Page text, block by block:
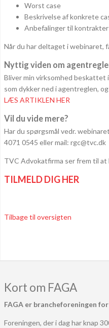
Worst case
Beskrivelse af konkrete
Anbefalinger til kontrakter
Når du har deltaget i webinaret,
Nyttig viden om
Bliver min virksomhed beskattet
som dykker ned i agentreglen,
LÆS ARTIKLEN HER
Vil du vide mere?
Har du spørgsmål vedr.
4071 0545 eller mail: rgc@tvc.dk
TVC Advokatfirma ser frem til at
TILMELD DIG HER
Tilbage til oversigten
Kort om FAGA
FAGA er brancheforeningen
Foreningen, der i dag har knap